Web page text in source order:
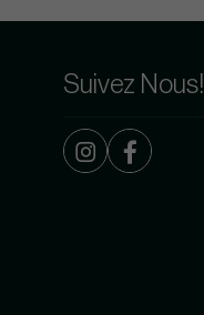
Suivez Nous!